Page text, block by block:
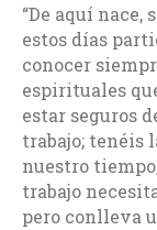
“De aquí
estos días
conocer
espirituales
estar seguros
trabajo; tenéis
nuestro
trabajo
pero conlleva